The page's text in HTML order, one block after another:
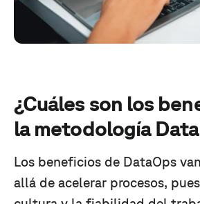
¿Cuáles son los
la metodología
Los beneficios de DataOps
allá de acelerar procesos,